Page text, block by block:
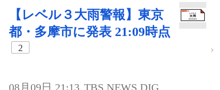
【レベル３大雨警報】東京
都・多摩市に発表 21:09時点
2
08月09日 21:13 TBS NEWS DIG